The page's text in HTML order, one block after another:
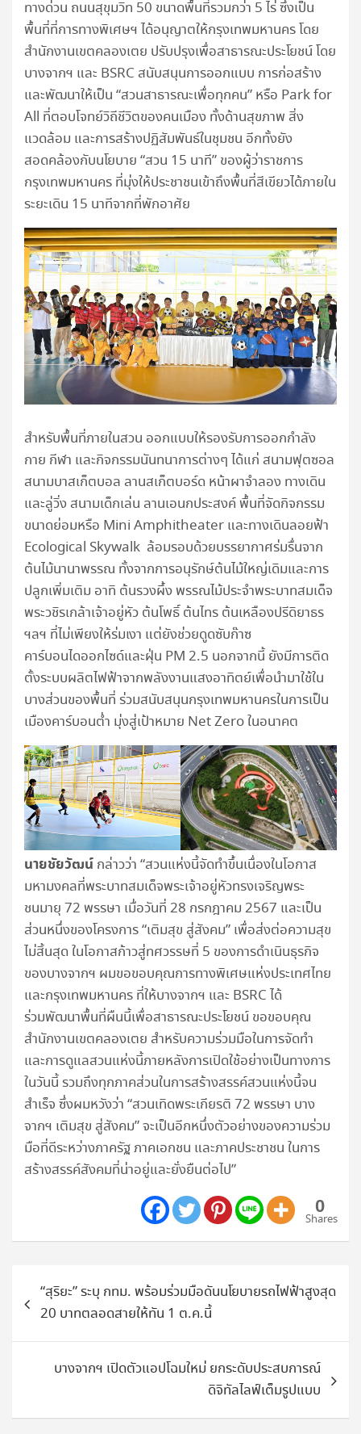
ทางด่วน ถนนสุขุมวิท 50 ขนาดพื้นที่รวมกว่า 5 ไร่ ซึ่งเป็น
พื้นที่ที่การทางพิเศษฯ ได้อนุญาตให้กรุงเทพมหานคร โดย
สำนักงานเขตคลองเตย ปรับปรุงเพื่อสาธารณะประโยชน์ โดย
บางจากฯ และ BSRC สนับสนุนการออกแบบ การก่อสร้าง
และพัฒนาให้เป็น “สวนสาธารณะเพื่อทุกคน” หรือ Park for
All ที่ตอบโจทย์วิถีชีวิตของคนเมือง ทั้งด้านสุขภาพ สิ่ง
แวดล้อม และการสร้างปฏิสัมพันธ์ในชุมชน อีกทั้งยัง
สอดคล้องกับนโยบาย “สวน 15 นาที” ของผู้ว่าราชการ
กรุงเทพมหานคร ที่มุ่งให้ประชาชนเข้าถึงพื้นที่สีเขียวได้ภายใน
ระยะเดิน 15 นาทีจากที่พักอาศัย
สำหรับพื้นที่ภายในสวน ออกแบบให้รองรับการออกกำลัง
กาย กีฬา และกิจกรรมนันทนาการต่างๆ ได้แก่ สนามฟุตซอล
สนามบาสเก็ตบอล ลานสเก็ตบอร์ด หน้าผาจำลอง ทางเดิน
และลู่วิ่ง สนามเด็กเล่น ลานเอนกประสงค์ พื้นที่จัดกิจกรรม
ขนาดย่อมหรือ Mini Amphitheater และทางเดินลอยฟ้า
Ecological Skywalk ล้อมรอบด้วยบรรยากาศร่มรื่นจาก
ต้นไม้นานาพรรณ ทั้งจากการอนุรักษ์ต้นไม้ใหญ่เดิมและการ
ปลูกเพิ่มเติม อาทิ ต้นรวงผึ้ง พรรณไม้ประจำพระบาทสมเด็จ
พระวชิรเกล้าเจ้าอยู่หัว ต้นโพธิ์ ต้นไทร ต้นเหลืองปรีดิยาธร
ฯลฯ ที่ไม่เพียงให้ร่มเงา แต่ยังช่วยดูดซับก๊าซ
คาร์บอนไดออกไซด์และฝุ่น PM 2.5 นอกจากนี้ ยังมีการติด
ตั้งระบบผลิตไฟฟ้าจากพลังงานแสงอาทิตย์เพื่อนำมาใช้ใน
บางส่วนของพื้นที่ ร่วมสนับสนุนกรุงเทพมหานครในการเป็น
เมืองคาร์บอนต่ำ มุ่งสู่เป้าหมาย Net Zero ในอนาคต
นายชัยวัฒน์ กล่าวว่า “สวนแห่งนี้จัดทำขึ้นเนื่องในโอกาส
มหามงคลที่พระบาทสมเด็จพระเจ้าอยู่หัวทรงเจริญพระ
ชนมายุ 72 พรรษา เมื่อวันที่ 28 กรกฎาคม 2567 และเป็น
ส่วนหนึ่งของโครงการ “เติมสุข สู่สังคม” เพื่อส่งต่อความสุข
ไม่สิ้นสุด ในโอกาสก้าวสู่ทศวรรษที่ 5 ของการดำเนินธุรกิจ
ของบางจากฯ ผมขอขอบคุณการทางพิเศษแห่งประเทศไทย
และกรุงเทพมหานคร ที่ให้บางจากฯ และ BSRC ได้
ร่วมพัฒนาพื้นที่ผืนนี้เพื่อสาธารณะประโยชน์ ขอขอบคุณ
สำนักงานเขตคลองเตย สำหรับความร่วมมือในการจัดทำ
และการดูแลสวนแห่งนี้ภายหลังการเปิดใช้อย่างเป็นทางการ
ในวันนี้ รวมถึงทุกภาคส่วนในการสร้างสรรค์สวนแห่งนี้จน
สำเร็จ ซึ่งผมหวังว่า “สวนเทิดพระเกียรติ 72 พรรษา บาง
จากฯ เติมสุข สู่สังคม” จะเป็นอีกหนึ่งตัวอย่างของความร่วม
มือที่ดีระหว่างภาครัฐ ภาคเอกชน และภาคประชาชน ในการ
สร้างสรรค์สังคมที่น่าอยู่และยั่งยืนต่อไป”
0
Shares
เรื่อง“สุริยะ” ระบุ กทม. พร้อมร่วมมือดันนโยบายรถไฟฟ้าสูงสุด
20 บาทตลอดสายให้ทัน 1 ต.ค.นี้
บางจากฯ เปิดตัวแอปโฉมใหม่ ยกระดับประสบการณ์
ดิจิทัลไลฟ์เต็มรูปแบบ